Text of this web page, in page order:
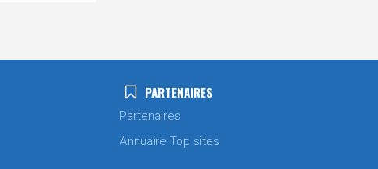
PARTENAIRES
Partenaires
Annuaire Top sites